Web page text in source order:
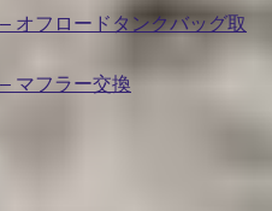
オフロードタンクバッグ取
マフラー交換